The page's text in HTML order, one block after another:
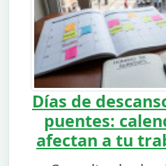
Días de
puentes:
afectan a tu